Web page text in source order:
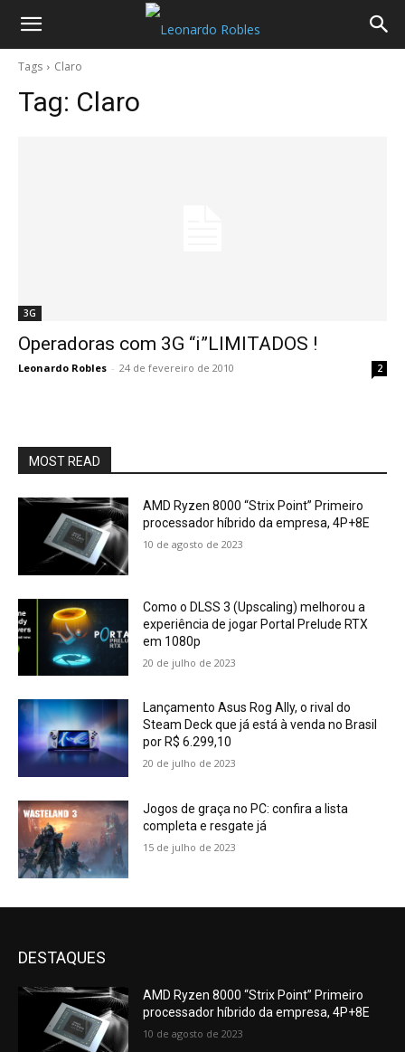
Tags Claro
Tag: Claro
3G
Operadoras com 3G “i”LIMITADOS !
Leonardo Robles - 24 de fevereiro de 2010 2
MOST READ
AMD Ryzen 8000 “Strix Point” Primeiro
processador híbrido da empresa, 4P+8E
10 de agosto de 2023
Como o DLSS 3 (Upscaling) melhorou a
experiência de jogar Portal Prelude RTX
em 1080p
20 de julho de 2023
Lançamento Asus Rog Ally, o rival do
Steam Deck que já está à venda no Brasil
por R$ 6.299,10
20 de julho de 2023
Jogos de graça no PC: confira a lista
completa e resgate já
15 de julho de 2023
DESTAQUES
AMD Ryzen 8000 “Strix Point” Primeiro
processador híbrido da empresa, 4P+8E
10 de agosto de 2023